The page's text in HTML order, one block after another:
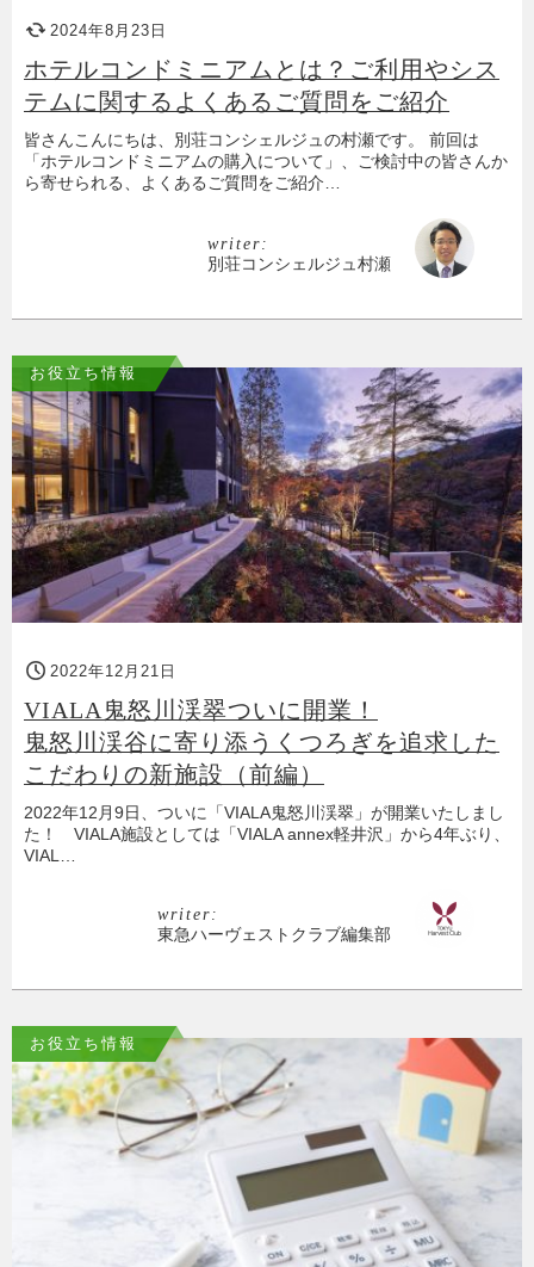
2024年8月23日
ホテルコンドミニアムとは？ご利用やシス
テムに関するよくあるご質問をご紹介
皆さんこんにちは、別荘コンシェルジュの村瀬です。 前回は
「ホテルコンドミニアムの購入について」、ご検討中の皆さんか
ら寄せられる、よくあるご質問をご紹介…
writer:
別荘コンシェルジュ村瀬
お役立ち情報
2022年12月21日
VIALA鬼怒川渓翠ついに開業！
鬼怒川渓谷に寄り添うくつろぎを追求した
こだわりの新施設（前編）
2022年12月9日、ついに「VIALA鬼怒川渓翠」が開業いたしまし
た！ VIALA施設としては「VIALA annex軽井沢」から4年ぶり、
VIAL…
writer:
東急ハーヴェストクラブ編集部
お役立ち情報